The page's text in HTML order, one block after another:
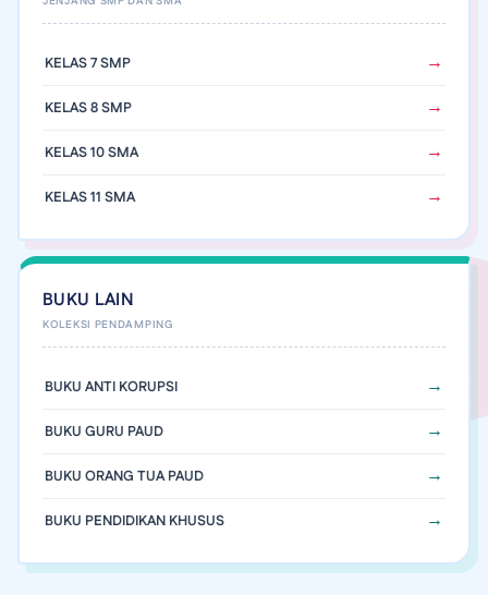
KELAS 7 SMP
KELAS 8 SMP
KELAS 10 SMA
KELAS 11 SMA
BUKU LAIN
BUKU ANTI KORUPSI
BUKU GURU PAUD
BUKU ORANG TUA PAUD
BUKU PENDIDIKAN KHUSUS